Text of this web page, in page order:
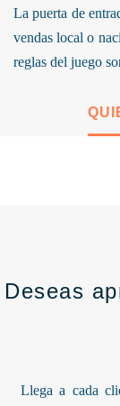
La puerta de
vendas local o
reglas del juego
Deseas
Llega a cada